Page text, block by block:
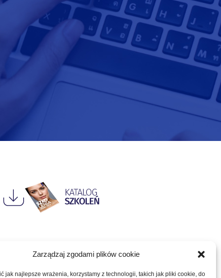
Zarządzaj zgodami plików cookie
jak najlepsze wrażenia, korzystamy z technologii, takich jak pliki cookie, do